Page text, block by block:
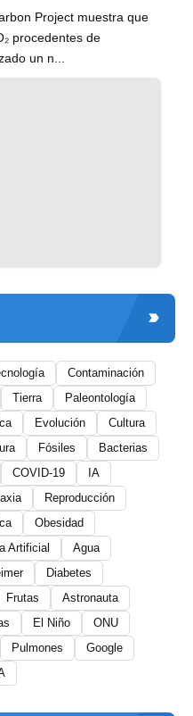
Project muestra que
procedentes de
un n...
Contaminación
Tierra
Paleontología
Evolución
Cultura
Fósiles
Bacterias
COVID-19
IA
Reproducción
Obesidad
Artificial
Agua
Diabetes
Frutas
Astronauta
El Niño
ONU
Pulmones
Google